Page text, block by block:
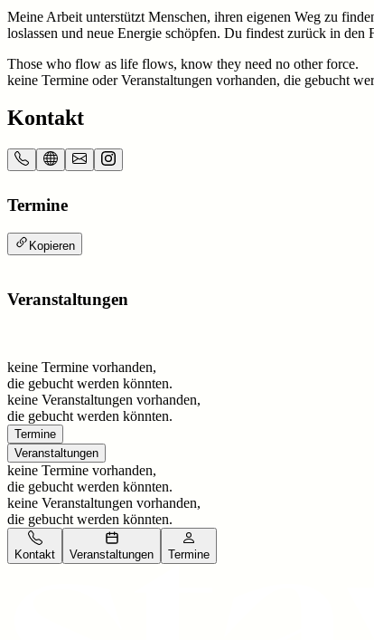
Meine Arbeit unterstützt Menschen, ihren eigenen Weg zu
loslassen und neue Energie schöpfen. Du findest zurück in den
Those who flow as life flows, know they need no other force.
keine Termine oder Veranstaltungen vorhanden, die gebucht
Kontakt
Termine
Kopieren
Veranstaltungen
keine Termine vorhanden,
die gebucht werden könnten.
keine Veranstaltungen vorhanden,
die gebucht werden könnten.
Termine
Veranstaltungen
keine Termine vorhanden,
die gebucht werden könnten.
keine Veranstaltungen vorhanden,
die gebucht werden könnten.
Kontakt Veranstaltungen Termine